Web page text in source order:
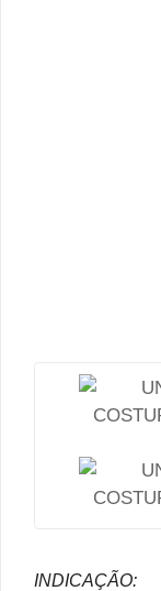
INDICAÇÃO: